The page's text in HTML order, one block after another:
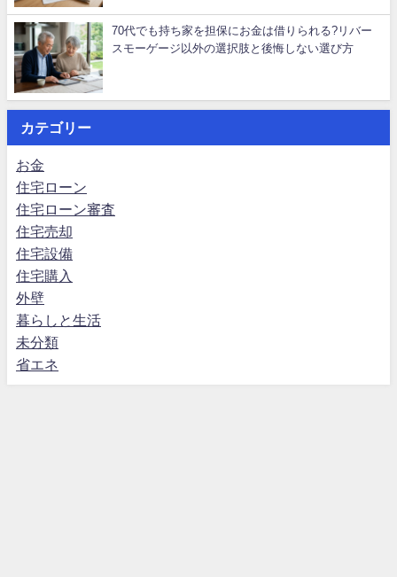
70代でも持ち家を担保にお金は借りられる?リバー
スモーゲージ以外の選択肢と後悔しない選び方
カテゴリー
お金
住宅ローン
住宅ローン審査
住宅売却
住宅設備
住宅購入
外壁
暮らしと生活
未分類
省エネ